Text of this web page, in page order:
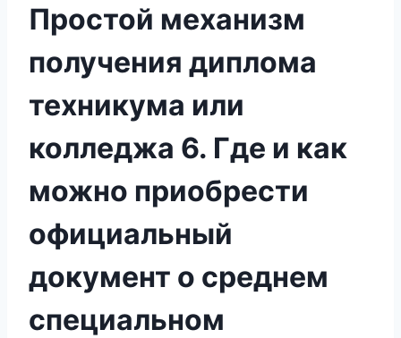
Простой механизм
получения диплома
техникума или
колледжа 6. Где и как
можно приобрести
официальный
документ о среднем
специальном